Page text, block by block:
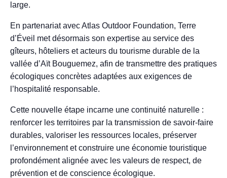
large.
En partenariat avec Atlas Outdoor Foundation, Terre
d’Éveil met désormais son expertise au service des
gîteurs, hôteliers et acteurs du tourisme durable de la
vallée d’Aït Bouguemez, afin de transmettre des pratiques
écologiques concrètes adaptées aux exigences de
l’hospitalité responsable.
Cette nouvelle étape incarne une continuité naturelle :
renforcer les territoires par la transmission de savoir-faire
durables, valoriser les ressources locales, préserver
l’environnement et construire une économie touristique
profondément alignée avec les valeurs de respect, de
prévention et de conscience écologique.